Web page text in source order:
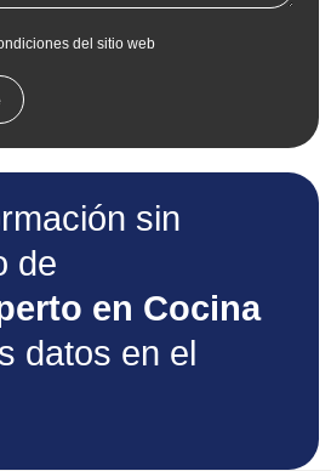
del sitio web
sin
de
en Cocina
datos en el